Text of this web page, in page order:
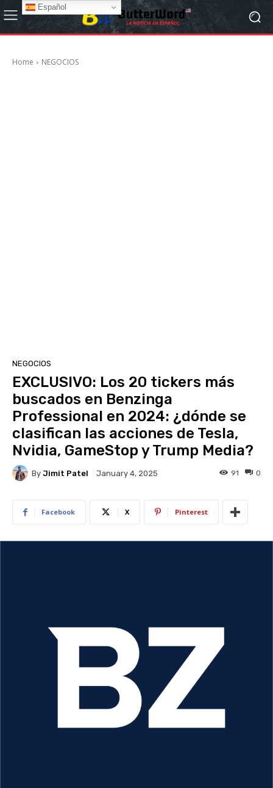
Home NEGOCIOS
NEGOCIOS
EXCLUSIVO: Los 20 tickers más
buscados en Benzinga
Professional en 2024: ¿dónde se
clasifican las acciones de Tesla,
Nvidia, GameStop y Trump Media?
By Jimit Patel January 4, 2025 0
91
Facebook X Pinterest
Español